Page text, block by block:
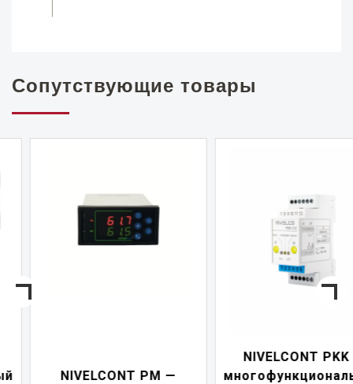
Сопутствующие товары
NIVELCONT PM —
NIVELCONT PKK —